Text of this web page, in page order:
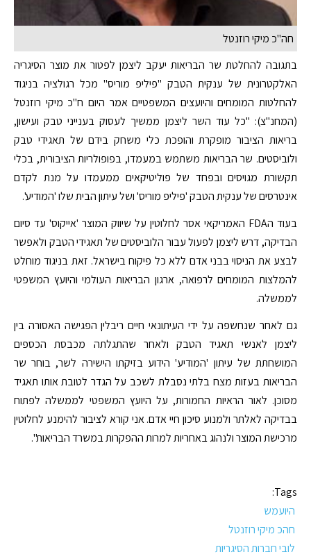
חה"כ מיקי רוזנטל
בתגובה להחלטת שר הבריאות יעקב ליצמן לפטור את מוצר הסיגריה
האלקטרונית של ענקית הטבק "פיליפ מוריס" מכל רגולציה בניגוד
להחלטות המומחים והיועצים המשפטיים אמר היום ח"כ מיקי רוזנטל
(המחנ"צ): "כל עוד השר ליצמן ממשיך לעסוק בענייני טבק ועישון,
בריאות הציבור מופקרת והופכת כלי משחק בידם של תאגידי טבק
ולוביסטים. שר הבריאות משתמש במעמדו, בפופולריות הציבורית, בכלי
תקשורת מגויסים ובפחד של פוליטיקאים ממעמדו על מנת לקדם
אינטרסים של ענקית הטבק 'פיליפ מוריס' ושל עיתון הבית שלו 'המודיע'.
בעוד הFDA האמריקאי אסר לחלוטין על שיווק המוצר 'אייקוס' עד סיום
הבדיקה, דרש ליצמן לפעול עבור הלוביסטים של תאגידי הטבק ולאפשר
לבצע את הניסוי בבני אדם ללא כל פיקוח בישראל. זאת בניגוד מוחלט
להמלצות המומחים לרפואה, ארגון הבריאות העולמי והיועץ המשפטי
לממשלה.
גם לאחר שנחשפה על ידי העיתונאי חיים ריבלין הפגישה האסורה בין
ליצמן לאנשי תאגיד הטבק ולאחר שהתגלתה מכבסת הכספים
המושחתת של עיתון 'המודיע' הידוע בזיקתו הישירה לשר, בוחר שר
הבריאות בעזות מצח בלתי נסבלת לשכב על הגדר לטובת אותו תאגיד
מסוכן. לאור הראיות החמורות, על היועץ המשפטי לממשלה לפתוח
בבדיקה לאלתר ולמנוע סיכון חיי אדם. אני קורא לציבור להימנע לחלוטין
מרכישת המוצר ולנהוג באחריות למרות ההפקרות במשרד הבריאות".
Tags:
היועמש
חהכ מיקי רוזנטל
לובי חברות הסיגריות